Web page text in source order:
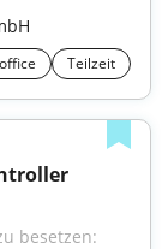
Teilzeit
besetzen: